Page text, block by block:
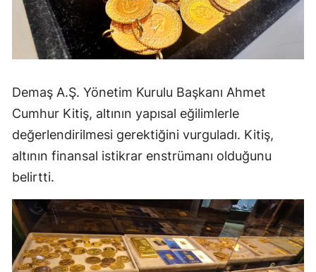
Demaş A.Ş. Yönetim Kurulu Başkanı Ahmet
Cumhur Kitiş, altının yapısal eğilimlerle
değerlendirilmesi gerektiğini vurguladı. Kitiş,
altının finansal istikrar enstrümanı olduğunu
belirtti.